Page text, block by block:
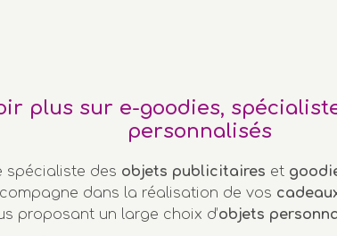
plus sur e-goodies,
personnalisés
spécialiste des objets publicitaires et
dans la réalisation de vos
proposant un large choix d’objets